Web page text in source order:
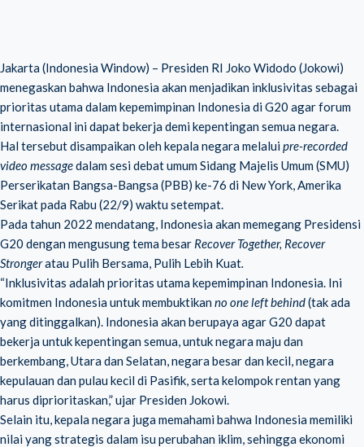
Jakarta (Indonesia Window) – Presiden RI Joko Widodo (Jokowi)
menegaskan bahwa Indonesia akan menjadikan inklusivitas sebagai
prioritas utama dalam kepemimpinan Indonesia di G20 agar forum
internasional ini dapat bekerja demi kepentingan semua negara.
Hal tersebut disampaikan oleh kepala negara melaluipre-recorded
video messagedalam sesi debat umum Sidang Majelis Umum (SMU)
Perserikatan Bangsa-Bangsa (PBB) ke-76 di New York, Amerika
Serikat pada Rabu (22/9) waktu setempat.
Pada tahun 2022 mendatang, Indonesia akan memegang Presidensi
G20 dengan mengusung tema besar Recover Together, Recover
Strongeratau Pulih Bersama, Pulih Lebih Kuat.
“Inklusivitas adalah prioritas utama kepemimpinan Indonesia. Ini
komitmen Indonesia untuk membuktikanno one left behind(tak ada
yang ditinggalkan). Indonesia akan berupaya agar G20 dapat
bekerja untuk kepentingan semua, untuk negara maju dan
berkembang, Utara dan Selatan, negara besar dan kecil, negara
kepulauan dan pulau kecil di Pasifik, serta kelompok rentan yang
harus diprioritaskan,” ujar Presiden Jokowi.
Selain itu, kepala negara juga memahami bahwa Indonesia memiliki
nilai yang strategis dalam isu perubahan iklim, sehingga ekonomi